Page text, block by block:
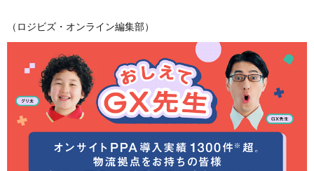
（ロジビズ・オンライン編集部）